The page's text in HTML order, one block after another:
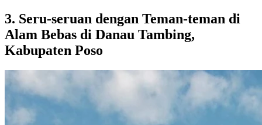
3. Seru-seruan dengan Teman-teman di
Alam Bebas di Danau Tambing,
Kabupaten Poso